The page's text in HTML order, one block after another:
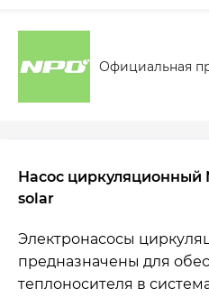
Официальная
Насос циркуляционный
solar
Электронасосы
предназначены для
теплоносителя в